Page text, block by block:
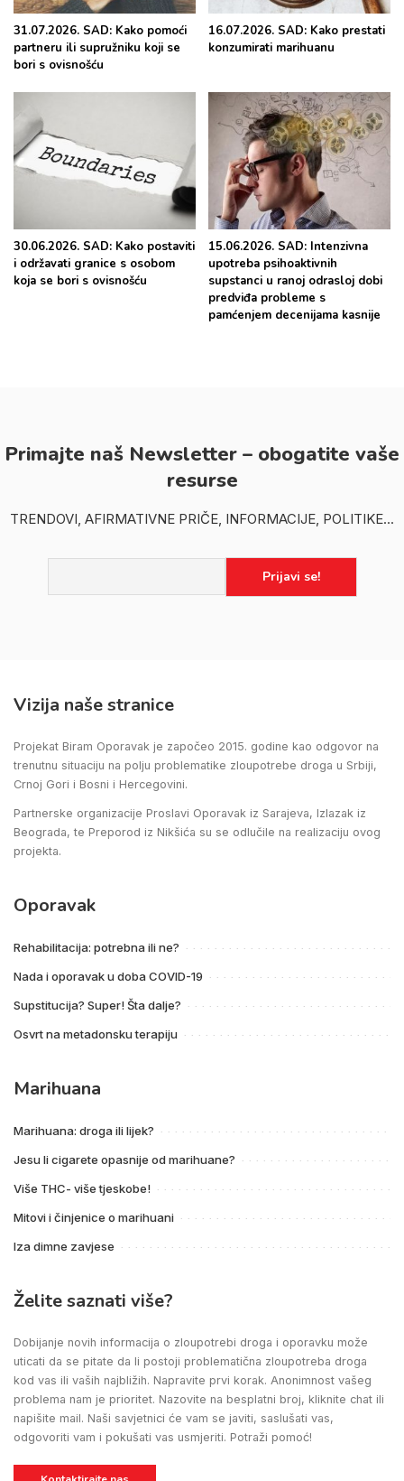
31.07.2026. SAD: Kako pomoći
partneru ili supružniku koji se
bori s ovisnošću
16.07.2026. SAD: Kako prestati
konzumirati marihuanu
30.06.2026. SAD: Kako postaviti
i održavati granice s osobom
koja se bori s ovisnošću
15.06.2026. SAD: Intenzivna
upotreba psihoaktivnih
supstanci u ranoj odrasloj dobi
predviđa probleme s
pamćenjem decenijama kasnije
Primajte naš Newsletter – obogatite vaše
resurse
TRENDOVI, AFIRMATIVNE PRIČE, INFORMACIJE, POLITIKE...
Vizija naše stranice
Projekat Biram Oporavak je započeo 2015. godine kao odgovor na
trenutnu situaciju na polju problematike zloupotrebe droga u Srbiji,
Crnoj Gori i Bosni i Hercegovini.
Partnerske organizacije Proslavi Oporavak iz Sarajeva, Izlazak iz
Beograda, te Preporod iz Nikšića su se odlučile na realizaciju ovog
projekta.
Oporavak
Rehabilitacija: potrebna ili ne?
Nada i oporavak u doba COVID-19
Supstitucija? Super! Šta dalje?
Osvrt na metadonsku terapiju
Marihuana
Marihuana: droga ili lijek?
Jesu li cigarete opasnije od marihuane?
Više THC- više tjeskobe!
Mitovi i činjenice o marihuani
Iza dimne zavjese
Želite saznati više?
Dobijanje novih informacija o zloupotrebi droga i oporavku može
uticati da se pitate da li postoji problematična zloupotreba droga
kod vas ili vaših najbližih. Napravite prvi korak. Anonimnost vašeg
problema nam je prioritet. Nazovite na besplatni broj, kliknite chat ili
napišite mail. Naši savjetnici će vam se javiti, saslušati vas,
odgovoriti vam i pokušati vas usmjeriti. Potraži pomoć!